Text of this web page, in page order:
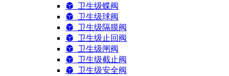
卫生级蝶阀
卫生级球阀
卫生级隔膜阀
卫生级止回阀
卫生级闸阀
卫生级截止阀
卫生级安全阀